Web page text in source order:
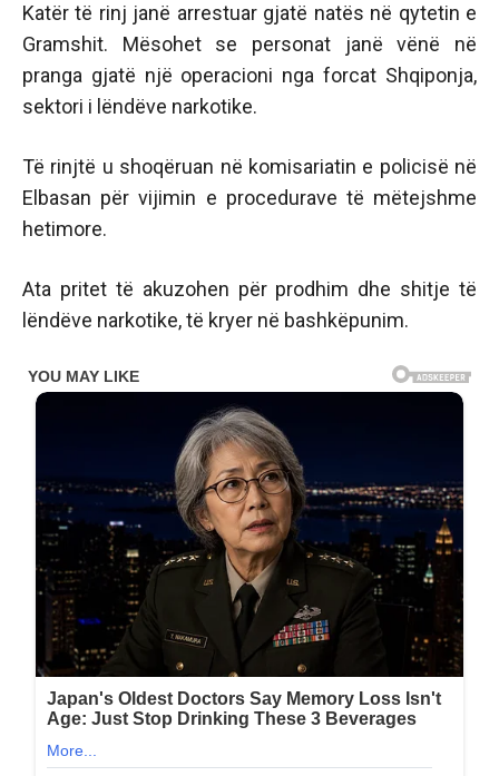
Katër të rinj janë arrestuar gjatë natës në qytetin e
Gramshit. Mësohet se personat janë vënë në
pranga gjatë një operacioni nga forcat Shqiponja,
sektori i lëndëve narkotike.
Të rinjtë u shoqëruan në komisariatin e policisë në
Elbasan për vijimin e procedurave të mëtejshme
hetimore.
Ata pritet të akuzohen për prodhim dhe shitje të
lëndëve narkotike, të kryer në bashkëpunim.